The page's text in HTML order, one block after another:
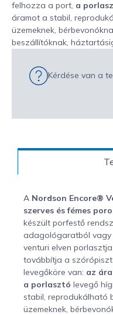
felhozza a port, a
áramot a stabil,
üzemeknek,
beszállítóknak,
Kérdése van a
A Nordson Encore®
szerves és fémes
készült porfestő
adagológaratból
venturi elven
továbbítja a
levegőköre van: az
a porlasztó levegő
stabil, reprodukálható
üzemeknek,